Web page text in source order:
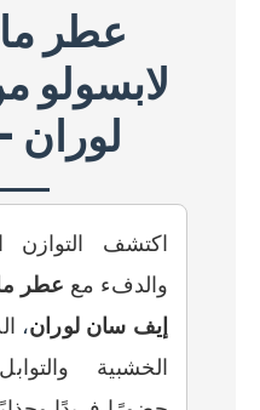
عطر
لابسولو
لوران
اكتشف التوازن
والدفء مع عطر
إيف سان لوران،
الخشبية